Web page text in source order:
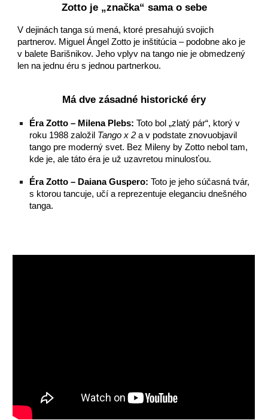
Zotto je „značka“ sama o sebe
V dejinách tanga sú mená, ktoré presahujú svojich
partnerov. Miguel Ángel Zotto je inštitúcia – podobne ako je
v balete Barišnikov. Jeho vplyv na tango nie je obmedzený
len na jednu éru s jednou partnerkou.
Má dve zásadné historické éry
Éra Zotto – Milena Plebs: Toto bol „zlatý pár“, ktorý v
roku 1988 založil Tango x 2 a v podstate znovuobjavil
tango pre moderný svet. Bez Mileny by Zotto nebol tam,
kde je, ale táto éra je už uzavretou minulosťou.
Éra Zotto – Daiana Guspero: Toto je jeho súčasná tvár,
s ktorou tancuje, učí a reprezentuje eleganciu dnešného
tanga.